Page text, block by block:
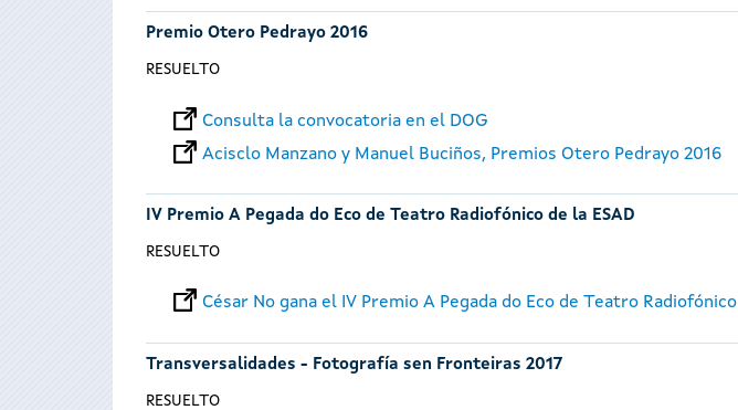
Premio Otero Pedrayo 2016
RESUELTO
Consulta la convocatoria en el DOG
Acisclo Manzano y Manuel Buciños, Premios Otero Pedrayo 2016
IV Premio A Pegada do Eco de Teatro Radiofónico de la ESAD
RESUELTO
César No gana el IV Premio A Pegada do Eco de Teatro Radiofónico
Transversalidades - Fotografía sen Fronteiras 2017
RESUELTO